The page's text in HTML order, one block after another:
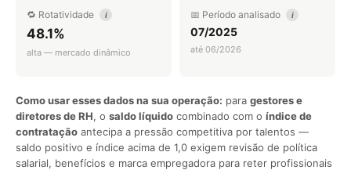
🔁 Rotatividade i
48.1%
alta — mercado dinâmico
📅 Período analisado i
07/2025
até 06/2026
Como usar esses dados na sua operação: para gestores e
diretores de RH, o saldo líquido combinado com o índice de
contratação antecipa a pressão competitiva por talentos —
saldo positivo e índice acima de 1,0 exigem revisão de política
salarial, benefícios e marca empregadora para reter profissionais